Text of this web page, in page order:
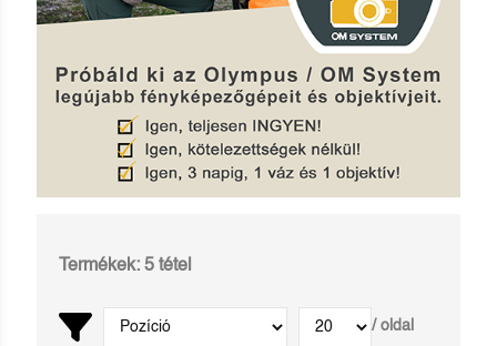
Termékek: 5 tétel
/ oldal